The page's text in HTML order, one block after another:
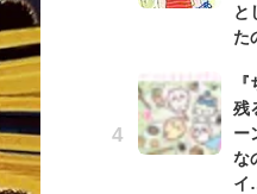
と
た
残
ー
な
イ